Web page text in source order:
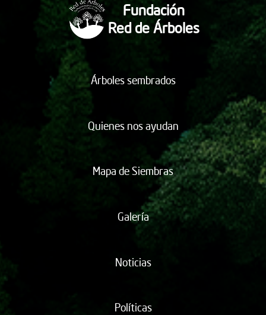
Fundación
Red de Árboles
Árboles sembrados
Quienes nos ayudan
Mapa de Siembras
Galería
Noticias
Políticas